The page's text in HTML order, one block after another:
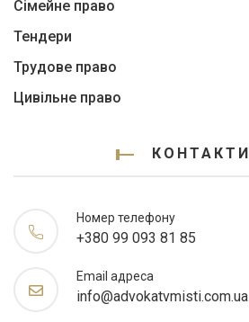
Сімейне право
Тендери
Трудове право
Цивільне право
КОНТАКТИ
Номер телефону
+380 99 093 81 85
Email адреса
info@advokatvmisti.com.ua